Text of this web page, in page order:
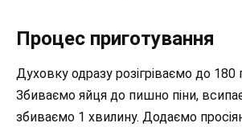
Процес приготування
Духовку одразу розігріваємо до 180
Збиваємо яйця до пишно піни,
збиваємо 1 хвилину. Додаємо